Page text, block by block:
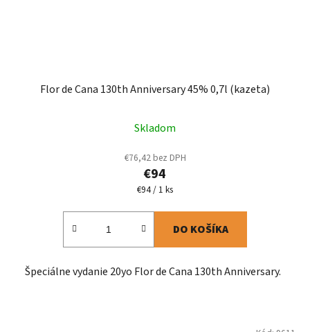
Flor de Cana 130th Anniversary 45% 0,7l (kazeta)
Skladom
€76,42 bez DPH
€94
Jednotková
€94 / 1 ks
DO KOŠÍKA
Špeciálne vydanie 20yo Flor de Cana 130th Anniversary.